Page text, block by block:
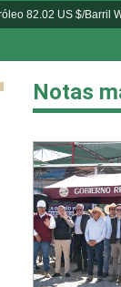
82.02 US $/Barril
Notas